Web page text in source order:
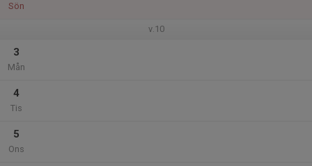
Sön
v.10
3
Mån
4
Tis
5
Ons